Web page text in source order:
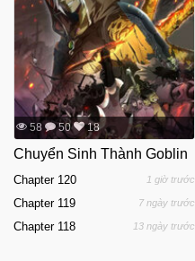
58 50 18
Chuyển Sinh Thành Goblin
Chapter 120 1 giờ trước
Chapter 119 7 ngày trước
Chapter 118 13 ngày trước